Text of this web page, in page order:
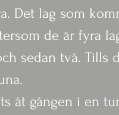
Det lag som
de är fyra
sedan två. Tills
åt gången i en